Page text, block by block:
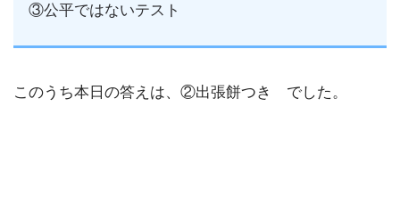
③公平ではないテスト
このうち本日の答えは、②出張餅つき でした。